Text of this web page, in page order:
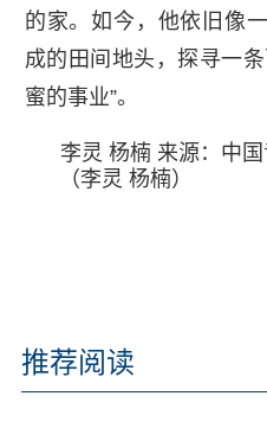
的家。如今，他依旧像
成的田间地头，探寻一
蜜的事业”。
李灵 杨楠 来源：中
（李灵 杨楠）
推荐阅读